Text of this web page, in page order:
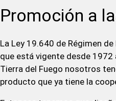
Promoción a
La Ley 19.640 de Régimen
que está vigente desde 1972
Tierra del Fuego nosotros
producto que ya tiene la